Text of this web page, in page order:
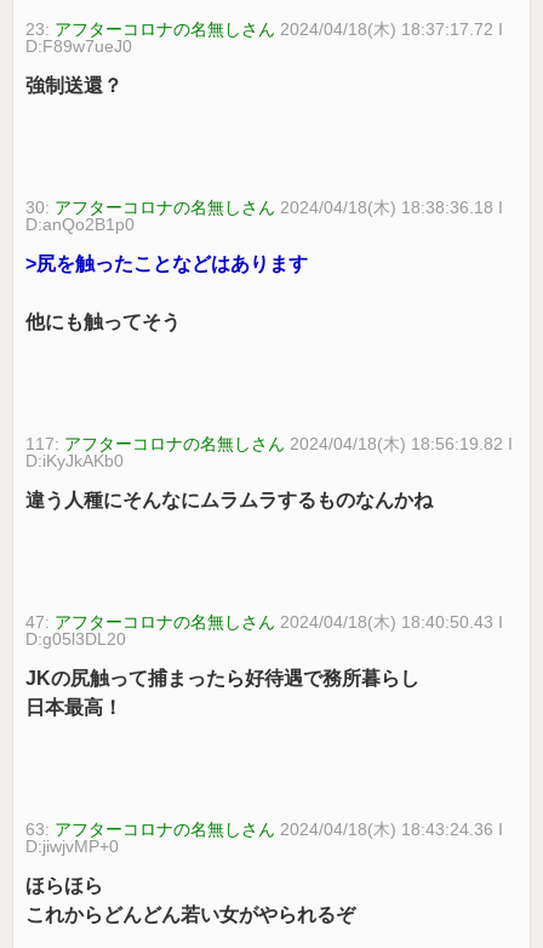
23: アフターコロナの名無しさん 2024/04/18(木) 18:37:17.72 I
D:F89w7ueJ0
強制送還？
30: アフターコロナの名無しさん 2024/04/18(木) 18:38:36.18 I
D:anQo2B1p0
>尻を触ったことなどはあります
他にも触ってそう
117: アフターコロナの名無しさん 2024/04/18(木) 18:56:19.82 I
D:iKyJkAKb0
違う人種にそんなにムラムラするものなんかね
47: アフターコロナの名無しさん 2024/04/18(木) 18:40:50.43 I
D:g05l3DL20
JKの尻触って捕まったら好待遇で務所暮らし
日本最高！
63: アフターコロナの名無しさん 2024/04/18(木) 18:43:24.36 I
D:jiwjvMP+0
ほらほら
これからどんどん若い女がやられるぞ